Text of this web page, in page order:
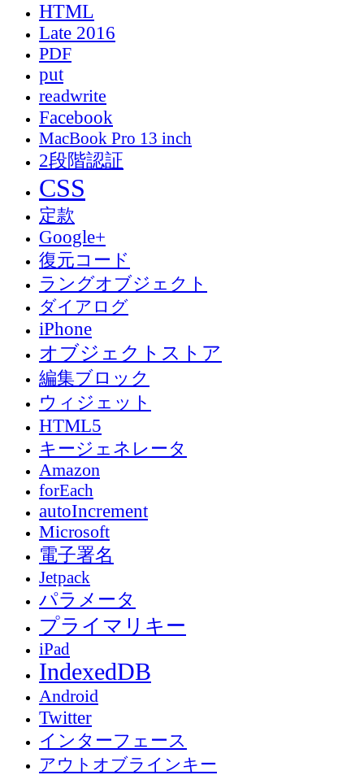
HTML
Late 2016
PDF
put
readwrite
Facebook
MacBook Pro 13 inch
2段階認証
CSS
定款
Google+
復元コード
ラングオブジェクト
ダイアログ
iPhone
オブジェクトストア
編集ブロック
ウィジェット
HTML5
キージェネレータ
Amazon
forEach
autoIncrement
Microsoft
電子署名
Jetpack
パラメータ
プライマリキー
iPad
IndexedDB
Android
Twitter
インターフェース
アウトオブラインキー